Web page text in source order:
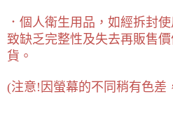
．個人衛生用品，如經拆封
致缺乏完整性及失去再販售
貨。
(注意!因螢幕的不同稍有色差